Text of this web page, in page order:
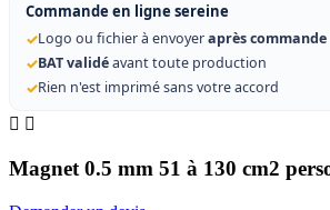
Commande en ligne sereine
✓Logo ou fichier à envoyeraprès commande
✓BAT validéavant toute production
✓Rien n'est imprimé sans votre accord
 
Magnet 0.5 mm 51 à 130 cm2